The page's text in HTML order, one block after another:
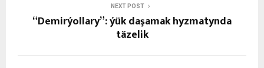
NEXT POST
“Demirýollary”: ýük daşamak hyzmatynda
täzelik